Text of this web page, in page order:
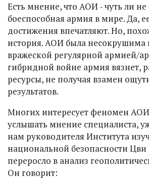
Есть мнение, что АОИ - чуть ли не
боеспособная армия в мире. Да,
достижения впечатляют. Но,
история. АОИ была несокрушима
вражеской регулярной армией/
гибридной войне армия вязнет,
ресурсы, не получая взамен
результатов.
Многих интересует феномен
услышать мнение специалиста,
нам руководителя Института
национальной безопасности
переросло в анализ
Он говорит: